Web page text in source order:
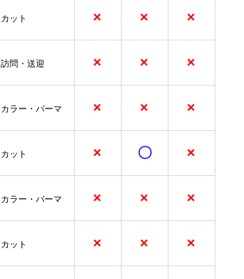
カット × × ×
訪問・送迎 × × ×
カラー・パーマ × × ×
カット × 〇 ×
カラー・パーマ × × ×
カット × × ×